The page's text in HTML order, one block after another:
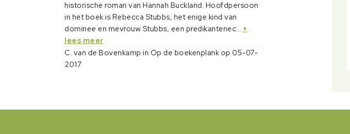
historische roman van Hannah Buckland. Hoofdpersoon
in het boek is Rebecca Stubbs, het enige kind van
dominee en mevrouw Stubbs, een predikantenec... +
lees meer
C. van de Bovenkamp in Op de boekenplank op 05-07-
2017